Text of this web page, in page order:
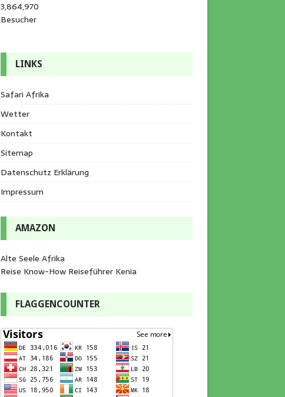
3,864,970
Besucher
LINKS
Safari Afrika
Wetter
Kontakt
Sitemap
Datenschutz Erklärung
Impressum
AMAZON
Alte Seele Afrika
Reise Know-How Reiseführer Kenia
FLAGGENCOUNTER